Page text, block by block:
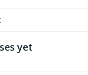
yet